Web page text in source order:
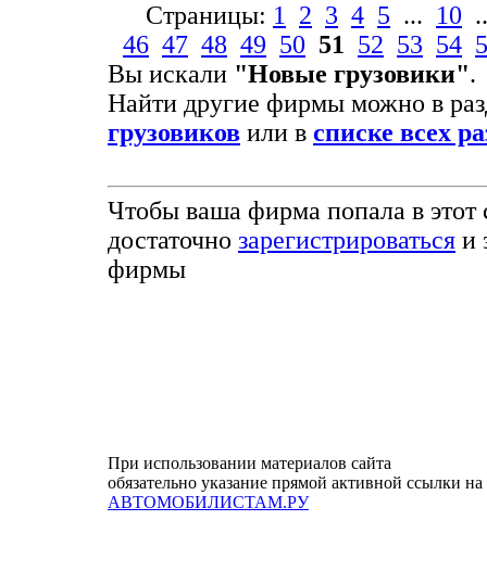
Страницы: 1 2 3 4 5 ... 10
46 47 48 49 50 51 52 53 54
Вы искали "Новые грузовики".
Найти другие фирмы можно в
грузовиков или в списке всех
Чтобы ваша фирма попала в этот
достаточно зарегистрироваться и
фирмы
При использовании материалов сайта
обязательно указание прямой активной ссылки на
АВТОМОБИЛИСТАМ.РУ